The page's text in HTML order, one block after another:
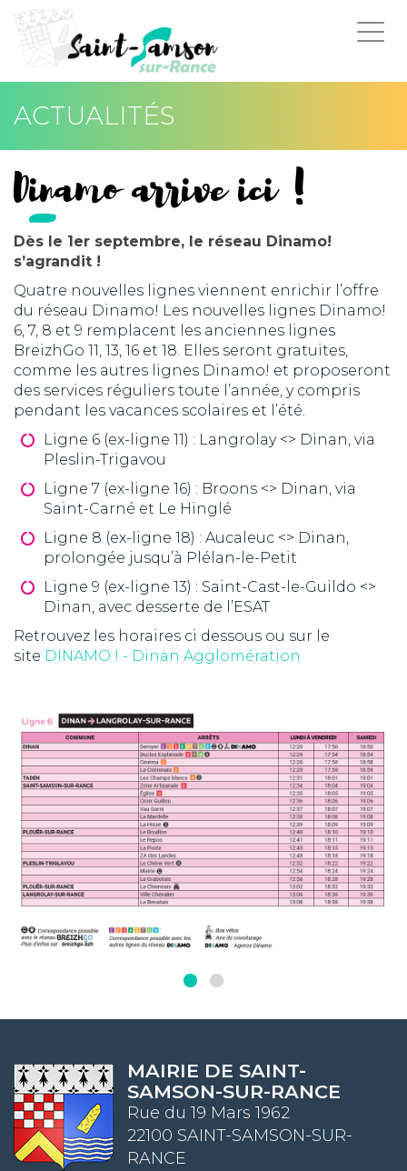
ACTUALITÉS
Dinamo arrive ici !
Dès le 1er septembre, le réseau Dinamo!
s’agrandit !
Quatre nouvelles lignes viennent enrichir l’offre
du réseau Dinamo! Les nouvelles lignes Dinamo!
6, 7, 8 et 9 remplacent les anciennes lignes
BreizhGo 11, 13, 16 et 18. Elles seront gratuites,
comme les autres lignes Dinamo! et proposeront
des services réguliers toute l’année, y compris
pendant les vacances scolaires et l’été.
Ligne 6 (ex-ligne 11) : Langrolay <> Dinan, via
Pleslin-Trigavou
Ligne 7 (ex-ligne 16) : Broons <> Dinan, via
Saint-Carné et Le Hinglé
Ligne 8 (ex-ligne 18) : Aucaleuc <> Dinan,
prolongée jusqu’à Plélan-le-Petit
Ligne 9 (ex-ligne 13) : Saint-Cast-le-Guildo <>
Dinan, avec desserte de l’ESAT
​Retrouvez les horaires ci dessous ou sur le
site DINAMO ! - Dinan Agglomération
MAIRIE DE SAINT-
SAMSON-SUR-RANCE
Rue du 19 Mars 1962
22100 SAINT-SAMSON-SUR-
RANCE